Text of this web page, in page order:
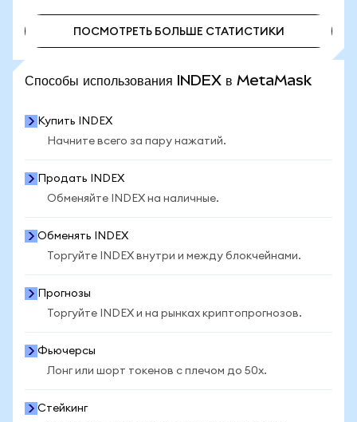
ПОСМОТРЕТЬ БОЛЬШЕ СТАТИСТИКИ
Способы использования INDEX в MetaMask
Купить INDEX
Начните всего за пару нажатий.
Продать INDEX
Обменяйте INDEX на наличные.
Обменять INDEX
Торгуйте INDEX внутри и между блокчейнами.
Прогнозы
Торгуйте INDEX и на рынках криптопрогнозов.
Фьючерсы
Лонг или шорт токенов с плечом до 50x.
Стейкинг